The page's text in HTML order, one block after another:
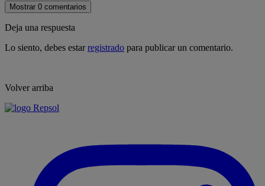
Mostrar 0 comentarios
Deja una respuesta
Lo siento, debes estarregistrado para publicar un comentario.
Volver arriba